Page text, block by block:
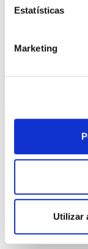
Estatísticas
Marketing
Utilizar